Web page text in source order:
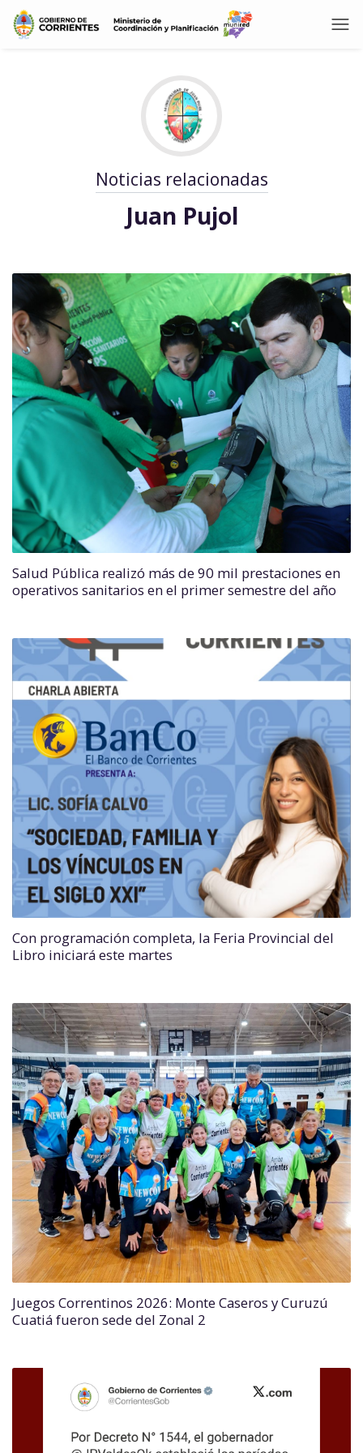
Noticias relacionadas
Juan Pujol
Salud Pública realizó más de 90 mil prestaciones en
operativos sanitarios en el primer semestre del año
Con programación completa, la Feria Provincial del
Libro iniciará este martes
Juegos Correntinos 2026: Monte Caseros y Curuzú
Cuatiá fueron sede del Zonal 2